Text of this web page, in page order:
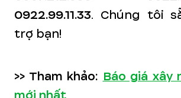
0922.99.11.33. Chúng tôi
trợ bạn!
>> Tham khảo: Báo giá xây